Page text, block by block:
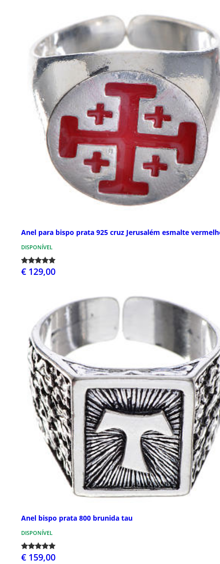
Anel para bispo prata 925 cruz Jerusalém esmalte
DISPONÍVEL
€ 129,00
Anel bispo prata 800 brunida tau
DISPONÍVEL
€ 159,00